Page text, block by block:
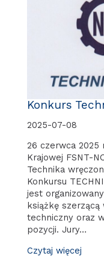
Konkurs
2025-07-08
26 czerwca 2025
Krajowej FSNT-
Technika
Konkursu
jest
książkę
techniczny oraz
pozycji. Jury…
Czytaj więcej